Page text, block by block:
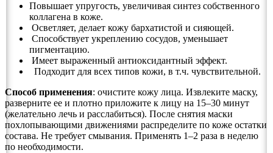
Повышает упругость, увеличивая синтез собственного
коллагена в коже.
Осветляет, делает кожу бархатистой и сияющей.
Способствует укреплению сосудов, уменьшает
пигментацию.
Имеет выраженный антиоксидантный эффект.
Подходит для всех типов кожи, в т.ч. чувствительной.
Способ применения: очистите кожу лица. Извлеките маску,
разверните ее и плотно приложите к лицу на 15–30 минут
(желательно лечь и расслабиться). После снятия маски
похлопывающими движениями распределите по коже остатки
состава. Не требует смывания. Применять 1–2 раза в неделю
по необходимости.